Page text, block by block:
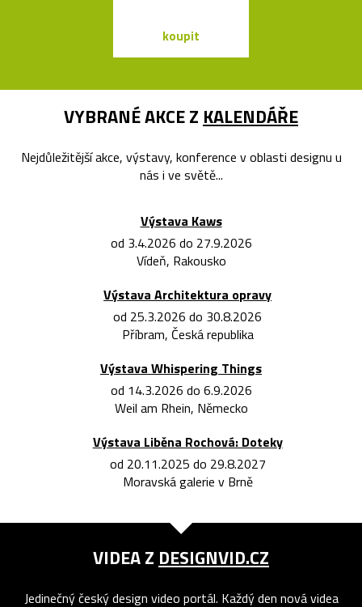
koupit
VYBRANÉ AKCE Z KALENDÁŘE
Nejdůležitější akce, výstavy, konference v oblasti designu u
nás i ve světě...
Výstava Kaws
od 3.4.2026 do 27.9.2026
Vídeň, Rakousko
Výstava Architektura opravy
od 25.3.2026 do 30.8.2026
Příbram, Česká republika
Výstava Whispering Things
od 14.3.2026 do 6.9.2026
Weil am Rhein, Německo
Výstava Liběna Rochová: Doteky
od 20.11.2025 do 29.8.2027
Moravská galerie v Brně
VIDEA Z DESIGNVID.CZ
Jedinečný český design video portál. Každý den nová videa